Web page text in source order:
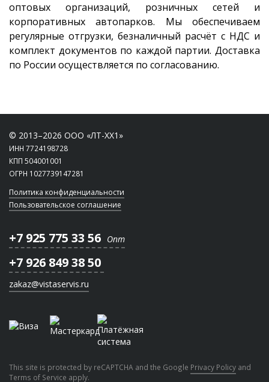
оптовых организаций, розничных сетей и
корпоративных автопарков. Мы обеспечиваем
регулярные отгрузки, безналичный расчёт с НДС и
комплект документов по каждой партии. Доставка
по России осуществляется по согласованию.
© 2013–2026 ООО «ЛТ-ХХ1»
ИНН 7724198728
КПП 504001001
ОГРН 1027739147281
Политика конфиденциальности
Пользовательское соглашение
+7 925 775 33 56 Опт
+7 926 849 38 50
zakaz@vistaservis.ru
This site is protected by reCAPTCHA and the Google Privacy Policy and
Terms of Service apply.